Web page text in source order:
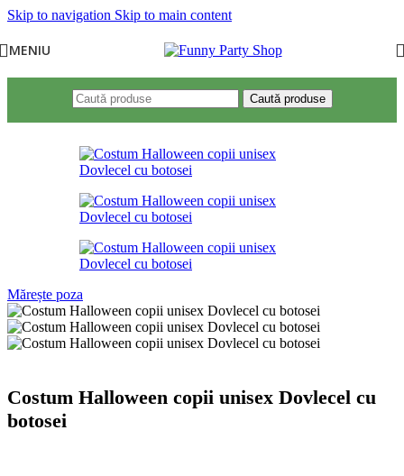
Skip to navigation Skip to main content
MENIU
Caută produse
Mărește poza
Costum Halloween copii unisex Dovlecel cu
botosei